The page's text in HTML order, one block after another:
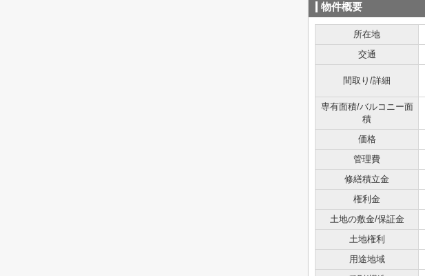
物件概要
所在地
交通
間取り/詳細
専有面積/バルコニー面
積
価格
管理費
修繕積立金
権利金
土地の敷金/保証金
土地権利
用途地域